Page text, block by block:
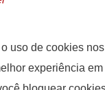
uso de cookies
experiência